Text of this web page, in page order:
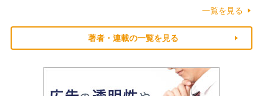
一覧を見る
著者・連載の一覧を見る